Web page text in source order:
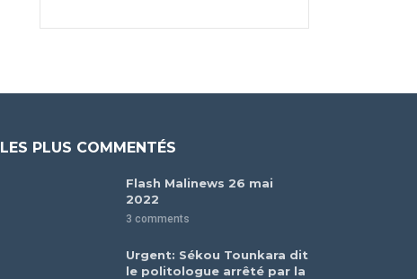
LES PLUS COMMENTÉS
Flash Malinews 26 mai
2022
3 comments
Urgent: Sékou Tounkara dit
le politologue arrêté par la